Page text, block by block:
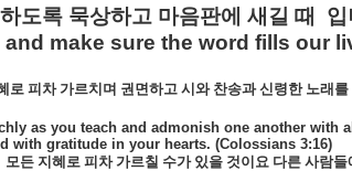
도록 묵상하고 마음판에 새길 때
make sure the word fills our
피차 가르치며 권면하고 시와 찬송과 신령한 노래
as you teach and admonish one another with
with gratitude in your hearts. (Colossians 3:16)
모든 지혜로 피차 가르칠 수가 있을 것이요 다른 사람